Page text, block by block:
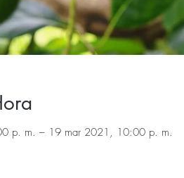
p. m. – 19 mar 2021, 10:00 p. m.